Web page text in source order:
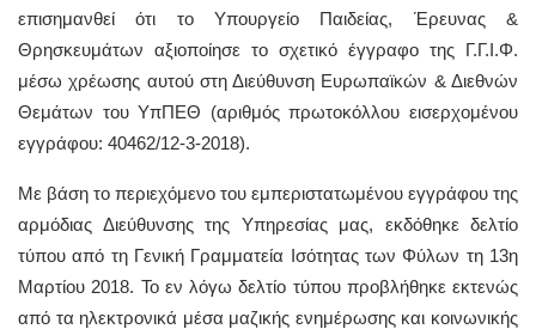
επισημανθεί ότι το Υπουργείο Παιδείας, Έρευνας &
Θρησκευμάτων αξιοποίησε το σχετικό έγγραφο της Γ.Γ.Ι.Φ.
μέσω χρέωσης αυτού στη Διεύθυνση Ευρωπαϊκών & Διεθνών
Θεμάτων του ΥπΠΕΘ (αριθμός πρωτοκόλλου εισερχομένου
εγγράφου: 40462/12-3-2018).
Με βάση το περιεχόμενο του εμπεριστατωμένου εγγράφου της
αρμόδιας Διεύθυνσης της Υπηρεσίας μας, εκδόθηκε δελτίο
τύπου από τη Γενική Γραμματεία Ισότητας των Φύλων τη 13η
Μαρτίου 2018. Το εν λόγω δελτίο τύπου προβλήθηκε εκτενώς
από τα ηλεκτρονικά μέσα μαζικής ενημέρωσης και κοινωνικής